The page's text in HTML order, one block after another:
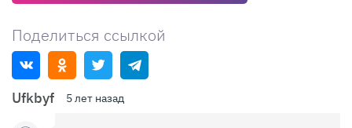
Поделиться ссылкой
Ufkbyf 5 лет назад